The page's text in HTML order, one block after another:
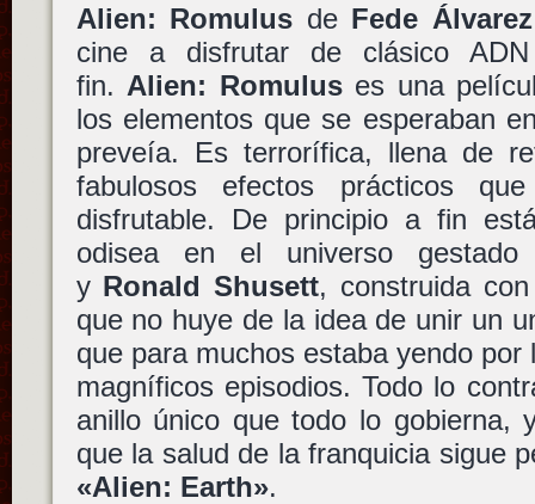
Alien: Romulus de Fede Álvarez
cine a disfrutar de clásico
fin. Alien: Romuluses una
los elementos que se esperaban
preveía. Es terrorífica, llena de
fabulosos efectos prácticos
disfrutable. De principio a fin
odisea en el universo
y Ronald Shusett, construida
que no huye de la idea de unir un
que para muchos estaba yendo
magníficos episodios. Todo lo
anillo único que todo lo gobierna,
que la salud de la franquicia sigue
«Alien: Earth».